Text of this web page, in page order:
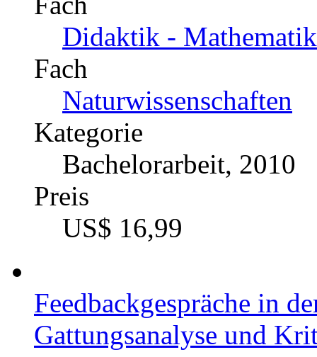
Didaktik - Mathematik
Fach
Naturwissenschaften
Kategorie
Bachelorarbeit, 2010
Preis
US$ 16,99
Feedbackgespräche in
Gattungsanalyse und